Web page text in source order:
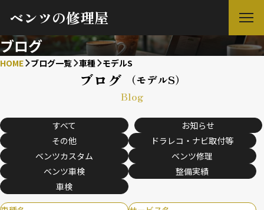
ベンツの修理屋
ブログ
HOME ブログ一覧 車種 モデルS
ブログ （モデルS）
Blog
すべて
お知らせ
その他
ドラレコ・ナビ取付等
ベンツカスタム
ベンツ修理
ベンツ車検
整備実績
車検